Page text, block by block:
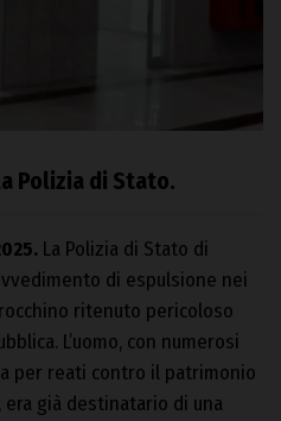
Polizia di Stato.
La Polizia di Stato di
di espulsione nei
ritenuto pericoloso
L’uomo, con numerosi
per reati contro il patrimonio
già destinatario di una